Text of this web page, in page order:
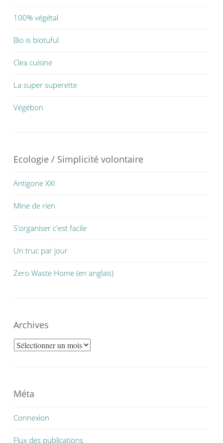
100% végétal
Bio is biotuful
Clea cuisine
La super superette
Végébon
Ecologie / Simplicité volontaire
Antigone XXI
Mine de rien
S'organiser c'est facile
Un truc par jour
Zero Waste Home (en anglais)
Archives
Archives
Méta
Connexion
Flux des publications